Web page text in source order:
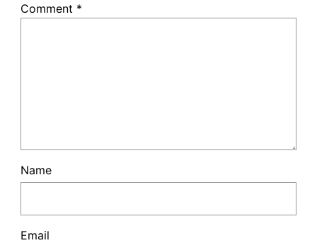
Comment *
Name
Email